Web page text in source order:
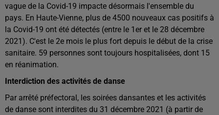
vague de la Covid-19 impacte désormais l'ensemble du
pays. En Haute-Vienne, plus de 4500 nouveaux cas positifs à
la Covid-19 ont été détectés (entre le 1er et le 28 décembre
2021). C'est le 2e mois le plus fort depuis le début de la crise
sanitaire. 59 personnes sont toujours hospitalisées, dont 15
en réanimation.
Interdiction des activités de danse
Par arrêté préfectoral, les soirées dansantes et les activités
de danse sont interdites du 31 décembre 2021 (à partir de